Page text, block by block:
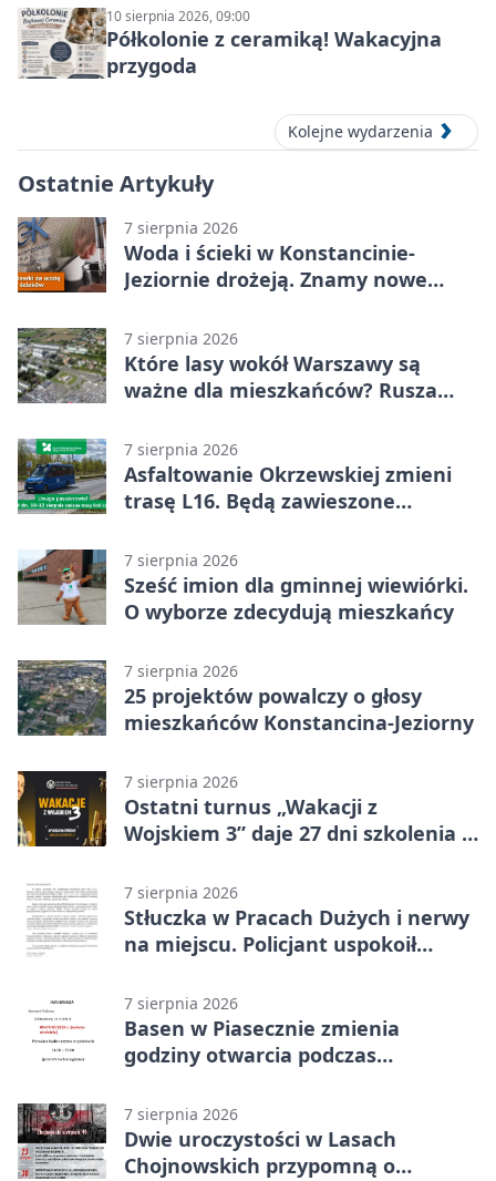
10 sierpnia 2026, 09:00
Półkolonie z ceramiką! Wakacyjna
przygoda
Kolejne wydarzenia
Ostatnie Artykuły
7 sierpnia 2026
Woda i ścieki w Konstancinie-
Jeziornie drożeją. Znamy nowe
7 sierpnia 2026
Które lasy wokół Warszawy są
ważne dla mieszkańców? Rusza
7 sierpnia 2026
Asfaltowanie Okrzewskiej zmieni
trasę L16. Będą zawieszone
7 sierpnia 2026
Sześć imion dla gminnej wiewiórki.
O wyborze zdecydują mieszkańcy
7 sierpnia 2026
25 projektów powalczy o głosy
mieszkańców Konstancina-Jeziorny
7 sierpnia 2026
Ostatni turnus „Wakacji z
Wojskiem 3” daje 27 dni szkolenia i
7 sierpnia 2026
Stłuczka w Pracach Dużych i nerwy
na miejscu. Policjant uspokoił
7 sierpnia 2026
Basen w Piasecznie zmienia
godziny otwarcia podczas
7 sierpnia 2026
Dwie uroczystości w Lasach
Chojnowskich przypomną o